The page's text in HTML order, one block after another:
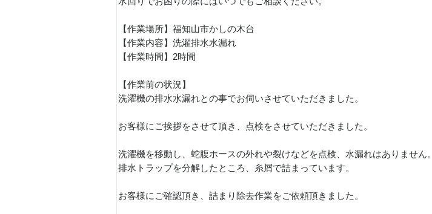
【作業場所】福知山市かしの木台
【作業内容】洗濯排水水漏れ
【作業時間】2時間
【作業前の状況】
洗濯機の排水水漏れとの事でお伺いさせていただきました。
お客様にご挨拶をさせて頂き、点検をさせていただきました。
洗濯機を移動し、蛇腹ホースの外れや裂けなどを点検、水漏れはありません。
排水トラップを分解したところ、糸屑で詰まっています。
お客様にご確認頂き、詰まり除去作業をご依頼頂きました。